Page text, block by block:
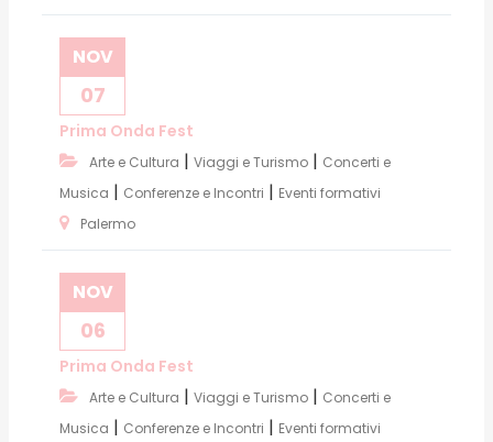
NOV
07
Prima Onda Fest
Arte e Cultura | Viaggi e Turismo | Concerti e
Musica | Conferenze e Incontri | Eventi formativi
Palermo
NOV
06
Prima Onda Fest
Arte e Cultura | Viaggi e Turismo | Concerti e
Musica | Conferenze e Incontri | Eventi formativi